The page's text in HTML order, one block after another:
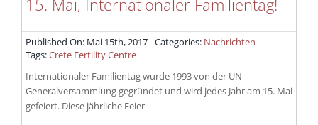
15. Mai, Internationaler Familientag!
Published On: Mai 15th, 2017 Categories: Nachrichten
Tags:Crete Fertility Centre
Internationaler Familientag wurde 1993 von der UN-
Generalversammlung gegründet und wird jedes Jahr am 15. Mai
gefeiert. Diese jährliche Feier